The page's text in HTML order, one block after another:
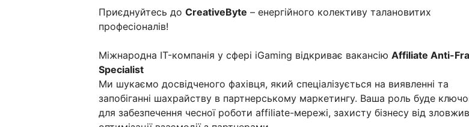
Приєднуйтесь до CreativeByte – енергійного колективу талановитих
професіоналів!
Міжнародна IT-компанія у сфері iGaming відкриває вакансію Affiliate Anti-
Specialist
Ми шукаємо досвідченого фахівця, який спеціалізується на виявленні та
запобіганні шахрайству в партнерському маркетингу. Ваша роль буде
для забезпечення чесної роботи affiliate-мережі, захисту бізнесу від